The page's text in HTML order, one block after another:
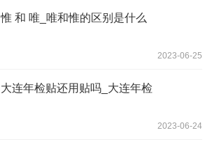
惟 和 唯_唯和惟的区别是什么
2023-06-25
大连年检贴还用贴吗_大连年检
2023-06-24